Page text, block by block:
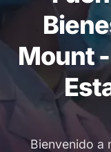
Mount
Bienvenido a